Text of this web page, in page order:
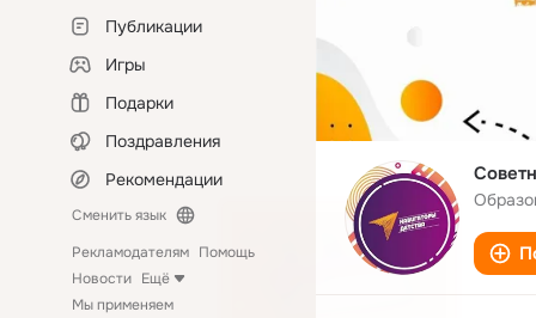
Публикации
Игры
Подарки
Поздравления
Рекомендации
Сменить язык
Рекламодателям Помощь
Новости Ещё
Мы применяем